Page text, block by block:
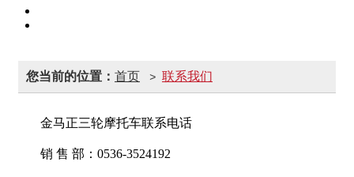
您当前的位置： 首页 > 联系我们
金马正三轮摩托车联系电话
销 售 部：0536-3524192